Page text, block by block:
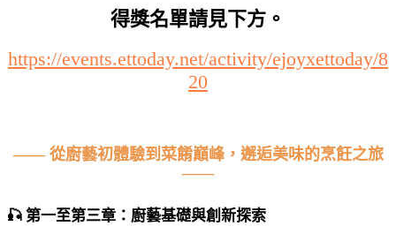
得獎名單請見下方。
https://events.ettoday.net/activity/ejoyxettoday/8
20
—— 從廚藝初體驗到菜餚巔峰，邂逅美味的烹飪之旅
——
🎣 第一至第三章：廚藝基礎與創新探索